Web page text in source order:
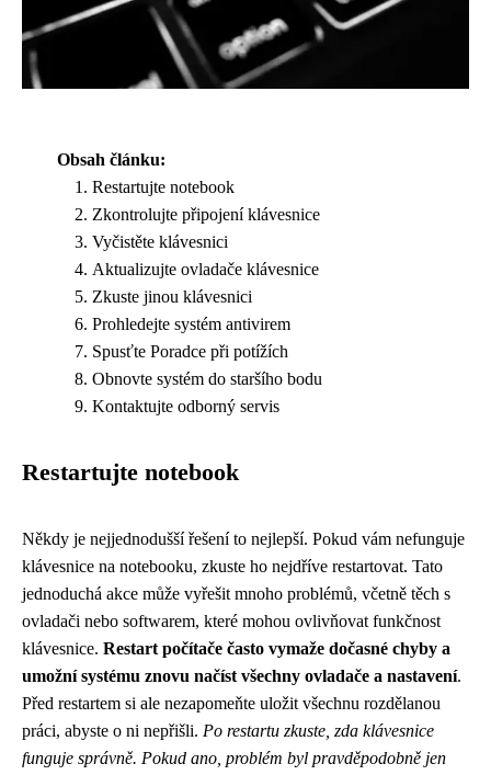
Obsah článku:
Restartujte notebook
Zkontrolujte připojení klávesnice
Vyčistěte klávesnici
Aktualizujte ovladače klávesnice
Zkuste jinou klávesnici
Prohledejte systém antivirem
Spusťte Poradce při potížích
Obnovte systém do staršího bodu
Kontaktujte odborný servis
Restartujte notebook
Někdy je nejjednodušší řešení to nejlepší. Pokud vám nefunguje
klávesnice na notebooku, zkuste ho nejdříve restartovat. Tato
jednoduchá akce může vyřešit mnoho problémů, včetně těch s
ovladači nebo softwarem, které mohou ovlivňovat funkčnost
klávesnice. Restart počítače často vymaže dočasné chyby a
umožní systému znovu načíst všechny ovladače a nastavení.
Před restartem si ale nezapomeňte uložit všechnu rozdělanou
práci, abyste o ni nepřišli. Po restartu zkuste, zda klávesnice
funguje správně. Pokud ano, problém byl pravděpodobně jen